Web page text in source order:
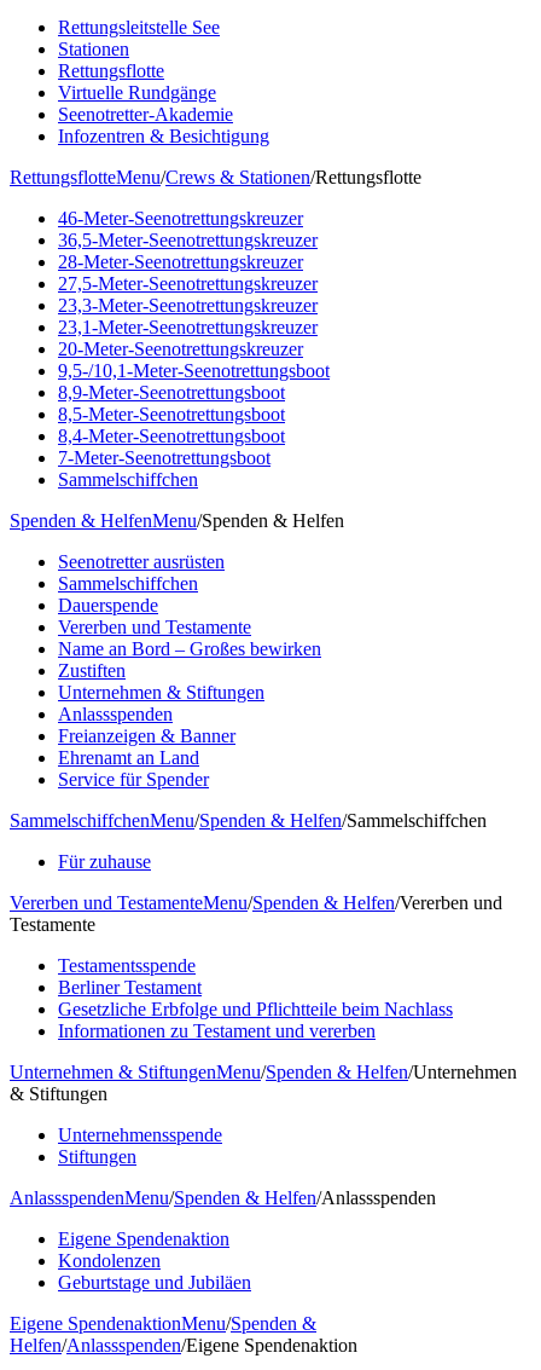
Rettungsleitstelle See
Stationen
Rettungsflotte
Virtuelle Rundgänge
Seenotretter-Akademie
Infozentren & Besichtigung
RettungsflotteMenu/Crews & Stationen/Rettungsflotte
46-Meter-Seenotrettungskreuzer
36,5-Meter-Seenotrettungskreuzer
28-Meter-Seenotrettungskreuzer
27,5-Meter-Seenotrettungskreuzer
23,3-Meter-Seenotrettungskreuzer
23,1-Meter-Seenotrettungskreuzer
20-Meter-Seenotrettungskreuzer
9,5-/10,1-Meter-Seenotrettungsboot
8,9-Meter-Seenotrettungsboot
8,5-Meter-Seenotrettungsboot
8,4-Meter-Seenotrettungsboot
7-Meter-Seenotrettungsboot
Sammelschiffchen
Spenden & HelfenMenu/Spenden & Helfen
Seenotretter ausrüsten
Sammelschiffchen
Dauerspende
Vererben und Testamente
Name an Bord – Großes bewirken
Zustiften
Unternehmen & Stiftungen
Anlassspenden
Freianzeigen & Banner
Ehrenamt an Land
Service für Spender
SammelschiffchenMenu/Spenden & Helfen/Sammelschiffchen
Für zuhause
Vererben und TestamenteMenu/Spenden & Helfen/Vererben und
Testamente
Testamentsspende
Berliner Testament
Gesetzliche Erbfolge und Pflichtteile beim Nachlass
Informationen zu Testament und vererben
Unternehmen & StiftungenMenu/Spenden & Helfen/Unternehmen
& Stiftungen
Unternehmensspende
Stiftungen
AnlassspendenMenu/Spenden & Helfen/Anlassspenden
Eigene Spendenaktion
Kondolenzen
Geburtstage und Jubiläen
Eigene SpendenaktionMenu/Spenden &
Helfen/Anlassspenden/Eigene Spendenaktion